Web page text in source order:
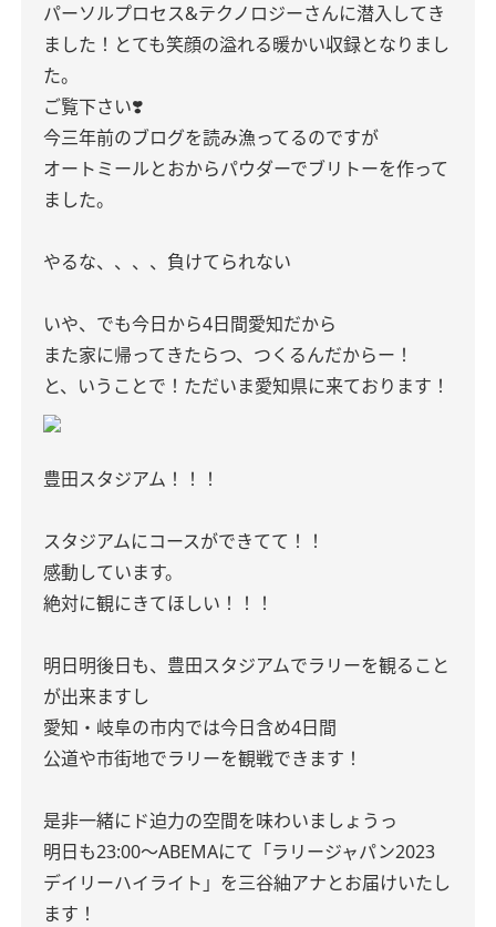
パーソルプロセス&テクノロジーさんに潜入してき
ました！とても笑顔の溢れる暖かい収録となりまし
た。
ご覧下さい‎❣️
今三年前のブログを読み漁ってるのですが
オートミールとおからパウダーでブリトーを作って
ました。
やるな、、、、負けてられない
いや、でも今日から4日間愛知だから
また家に帰ってきたらつ、つくるんだからー！
と、いうことで！ただいま愛知県に来ております！
豊田スタジアム！！！
スタジアムにコースができてて！！
感動しています。
絶対に観にきてほしい！！！
明日明後日も、豊田スタジアムでラリーを観ること
が出来ますし
愛知・岐阜の市内では今日含め4日間
公道や市街地でラリーを観戦できます！
是非一緒にド迫力の空間を味わいましょうっ
明日も23:00〜ABEMAにて「ラリージャパン2023
デイリーハイライト」を三谷紬アナとお届けいたし
ます！